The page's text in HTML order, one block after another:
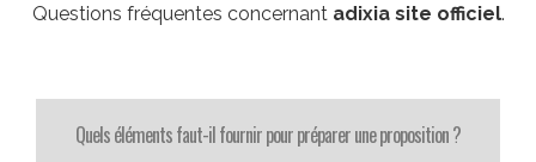
Questions fréquentes concernant adixia site officiel.
Quels éléments faut-il fournir pour préparer une proposition ?